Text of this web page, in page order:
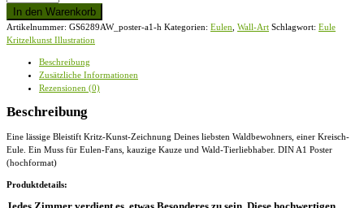
Kritzelkunst
Illustration
-
DIN
(hochformat)
In den Warenkorb
Artikelnummer: GS6289AW_poster-a1-h Kategorien: Eulen Wall-Art Schlagwort: Eule
Kritzelkunst Illustration
Beschreibung
Zusätzliche Informationen
Rezensionen (0)
Beschreibung
Eine lässige Bleistift Kritz-Kunst-Zeichnung Deines liebsten Waldbewohners, einer Kreisch-
Eule. Ein Muss für Eulen-Fans, kauzige Kauze und Wald-Tierliebhaber. DIN A1 Poster
(hochformat)
Produktdetails: